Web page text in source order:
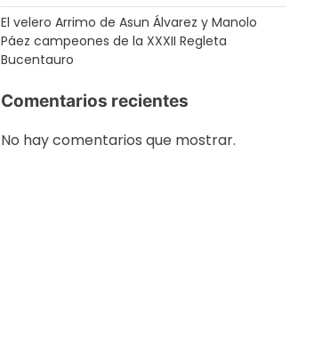
El velero Arrimo de Asun Álvarez y Manolo
Páez campeones de la XXXII Regleta
Bucentauro
Comentarios recientes
No hay comentarios que mostrar.